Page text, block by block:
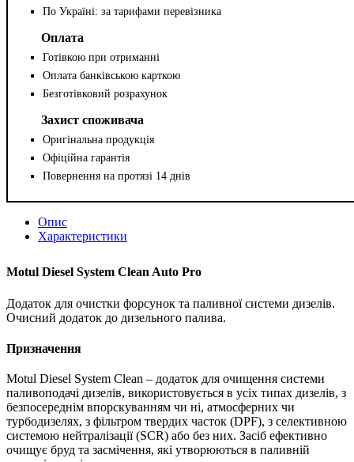
По Україні: за тарифами перевізника
Оплата
Готівкою при отриманні
Оплата банківською карткою
Безготівковий розрахунок
Захист споживача
Оригінальна продукція
Офіційна гарантія
Повернення на протязі 14 днів
Опис
Характеристики
Motul Diesel System Clean Auto Pro
Додаток для очистки форсунок та паливної системи дизелів.
Очисний додаток до дизельного палива.
Призначення
Motul Diesel System Clean – додаток для очищення системи
паливоподачі дизелів, використовується в усіх типах дизелів, з
безпосереднім впорскуванням чи ні, атмосферних чи
турбодизелях, з фільтром твердих часток (DPF), з селективною
системою нейтралізації (SCR) або без них. Засіб ефективно
очищує бруд та засмічення, які утворюються в паливній